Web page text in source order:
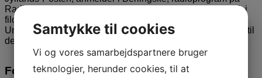
Radio24syv, hyppig foredragsholder mm. Uddannet cand. i
filosofi og cand. polit. begge fra Københavns
Universitet. Sammen med sin hustru, Eva Selsing, forfatter til
den filosofiske debatbog Den Borgerlige Orden.
Foredrag af Rune Selsing:
Samtykke til cookies
Vi og vores samarbejdspartnere bruger
teknologier, herunder cookies, til at